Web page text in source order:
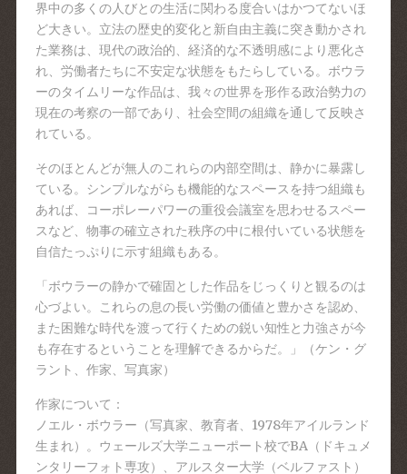
界中の多くの人びとの生活に関わる度合いはかつてないほ
ど大きい。立法の歴史的変化と新自由主義に突き動かされ
た業務は、現代の政治的、経済的な不透明感により悪化さ
れ、労働者たちに不安定な状態をもたらしている。ボウラ
ーのタイムリーな作品は、我々の世界を形作る政治勢力の
現在の考察の一部であり、社会空間の組織を通して反映さ
れている。
そのほとんどが無人のこれらの内部空間は、静かに暴露し
ている。シンプルながらも機能的なスペースを持つ組織も
あれば、コーポレーパワーの重役会議室を思わせるスペー
スなど、物事の確立された秩序の中に根付いている状態を
自信たっぷりに示す組織もある。
「ボウラーの静かで確固とした作品をじっくりと観るのは
心づよい。これらの息の長い労働の価値と豊かさを認め、
また困難な時代を渡って行くための鋭い知性と力強さが今
も存在するということを理解できるからだ。」（ケン・グ
ラント、作家、写真家）
作家について：
ノエル・ボウラー（写真家、教育者、1978年アイルラ ンド
生まれ）。ウェールズ大学ニューポート校でBA（ドキュメ
ンタリーフォト専攻）、アルスター大学（ベルファスト）